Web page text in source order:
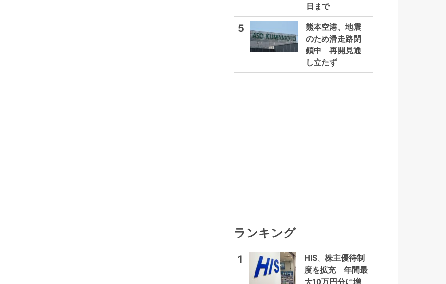
日まで
5
熊本空港、地震
のため滑走路閉
鎖中 再開見通
し立たず
ランキング
1
HIS、株主優待制
度を拡充 年間最
大10万円分に増